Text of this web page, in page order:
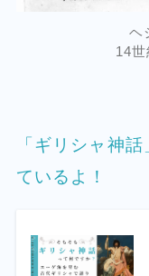
ヘ
14
「ギリシャ神
ているよ！